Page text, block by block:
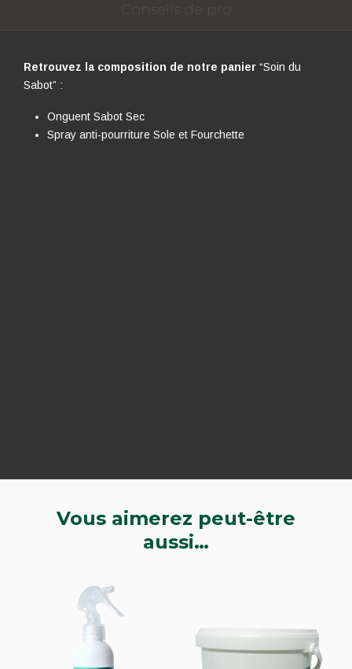
Conseils de pro
Retrouvez la composition de notre panier “Soin du
Sabot” :
Onguent Sabot Sec
Spray anti-pourriture Sole et Fourchette
Vous aimerez peut-être
aussi…